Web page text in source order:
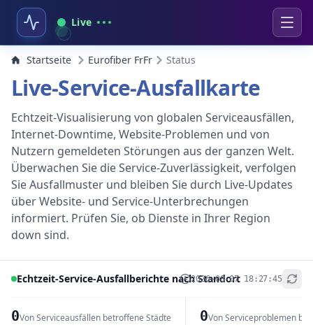
Live
Startseite Eurofiber FrFr Status
Live-Service-Ausfallkarte
Echtzeit-Visualisierung von globalen Serviceausfällen,
Internet-Downtime, Website-Problemen und von
Nutzern gemeldeten Störungen aus der ganzen Welt.
Überwachen Sie die Service-Zuverlässigkeit, verfolgen
Sie Ausfallmuster und bleiben Sie durch Live-Updates
über Website- und Service-Unterbrechungen
informiert. Prüfen Sie, ob Dienste in Ihrer Region
down sind.
Echtzeit-Service-Ausfallberichte nach Standort
2026-08-07 18:27:45
0Von Serviceausfällen betroffene Städte 0Von Serviceproblemen
+